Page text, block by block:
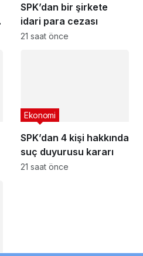
SPK’dan bir şirkete
idari para cezası
21 saat önce
SPK’dan 4 kişi hakkında
suç duyurusu kararı
Ekonomi
21 saat önce